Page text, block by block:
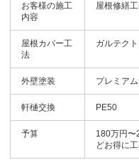
お客様の施工
内容
屋根修繕
屋根カバー工
法
ガルテク
外壁塗装 プレミア
軒樋交換 PE50
予算
180万円
どお得に